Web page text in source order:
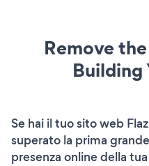
Remove
Building
Se hai il tuo sito web
superato la prima
presenza online della